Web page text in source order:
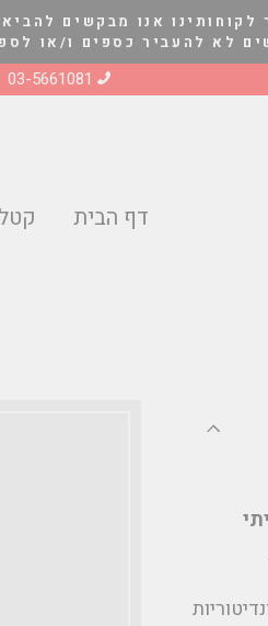
לקוחותינו אנו מבקשים
לא להעביר כספים ו/או לספק סחורה
03-5661081
דף הבית